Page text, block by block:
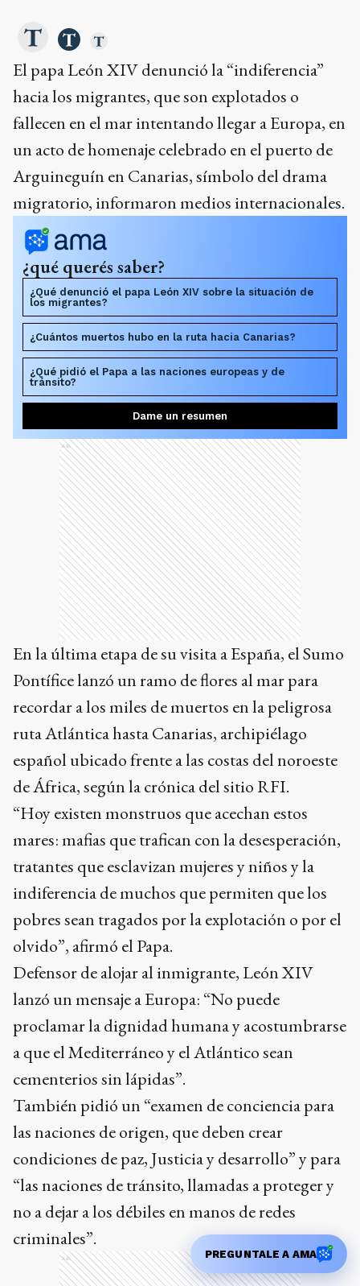
El papa León XIV denunció la “indiferencia”
hacia los migrantes, que son explotados o
fallecen en el mar intentando llegar a Europa, en
un acto de homenaje celebrado en el puerto de
Arguineguín en Canarias, símbolo del drama
migratorio, informaron medios internacionales.
¿qué querés saber?
¿Qué denunció el papa León XIV sobre la situación de
los migrantes?
¿Cuántos muertos hubo en la ruta hacia Canarias?
¿Qué pidió el Papa a las naciones europeas y de
tránsito?
Dame un resumen
Ads
En la última etapa de su visita a España, el Sumo
Pontífice lanzó un ramo de flores al mar para
recordar a los miles de muertos en la peligrosa
ruta Atlántica hasta Canarias, archipiélago
español ubicado frente a las costas del noroeste
de África, según la crónica del sitio RFI.
“Hoy existen monstruos que acechan estos
mares: mafias que trafican con la desesperación,
tratantes que esclavizan mujeres y niños y la
indiferencia de muchos que permiten que los
pobres sean tragados por la explotación o por el
olvido”, afirmó el Papa.
Defensor de alojar al inmigrante, León XIV
lanzó un mensaje a Europa: “No puede
proclamar la dignidad humana y acostumbrarse
a que el Mediterráneo y el Atlántico sean
cementerios sin lápidas”.
También pidió un “examen de conciencia para
las naciones de origen, que deben crear
condiciones de paz, Justicia y desarrollo” y para
“las naciones de tránsito, llamadas a proteger y
no a dejar a los débiles en manos de redes
criminales”.
Ads PREGUNTALE A AMA